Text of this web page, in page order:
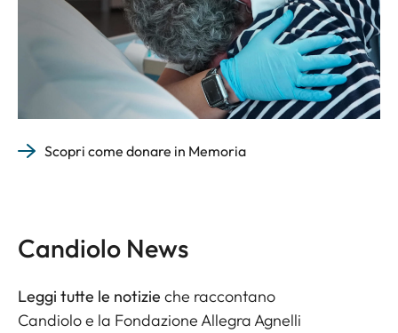
Scopri come donare in Memoria
Candiolo News
Leggi tutte le notizie che raccontano
Candiolo e la Fondazione Allegra Agnelli